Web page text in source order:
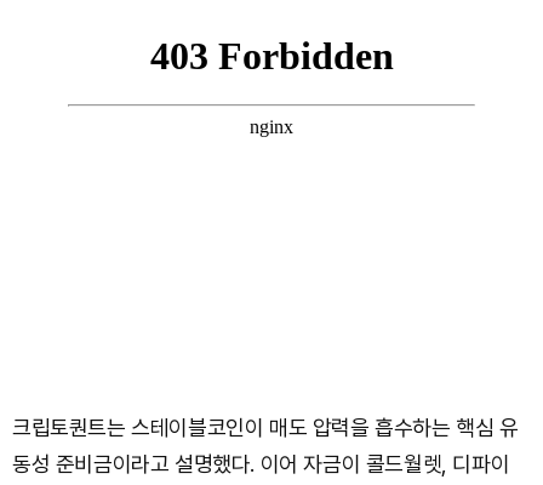
크립토퀀트는 스테이블코인이 매도 압력을 흡수하는 핵심 유
동성 준비금이라고 설명했다. 이어 자금이 콜드월렛, 디파이